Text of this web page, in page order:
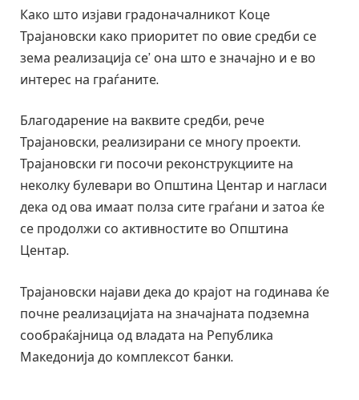
Како што изјави градоначалникот Коце
Трајановски како приоритет по овие средби се
зема реализација се’ она што е значајно и е во
интерес на граѓаните.
Благодарение на ваквите средби, рече
Трајановски, реализирани се многу проекти.
Трајановски ги посочи реконструкциите на
неколку булевари во Општина Центар и нагласи
дека од ова имаат полза сите граѓани и затоа ќе
се продолжи со активностите во Општина
Центар.
Трајановски најави дека до крајот на годинава ќе
почне реализацијата на значајната подземна
сообраќајница од владата на Република
Македонија до комплексот банки.